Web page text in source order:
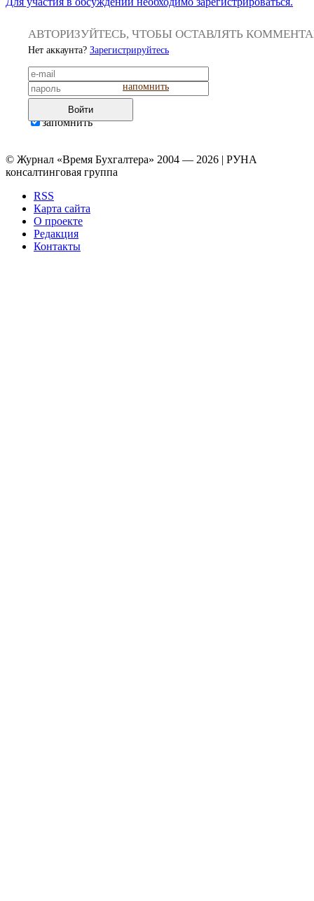
АВТОРИЗУЙТЕСЬ, ЧТОБЫ ОСТАВЛЯТЬ
Нет аккаунта? Зарегистрируйтесь
напомнить
Войти
запомнить
© Журнал «Время Бухгалтера» 2004 — 2026 | РУНА
консалтинговая группа
RSS
Карта сайта
О проекте
Редакция
Контакты